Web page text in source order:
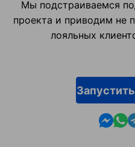
Мы подстраиваемся
проекта и приводим не
лояльных
Contact